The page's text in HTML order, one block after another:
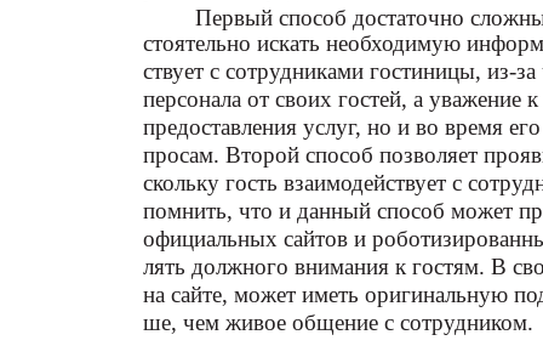
Первый способ достаточно
стоятельно искать необходимую
ствует с сотрудниками гостиницы, из-
персонала от своих гостей, а уважение
предоставления услуг, но и во время
просам. Второй способ позволяет
скольку гость взаимодействует с
помнить, что и данный способ может
официальных сайтов и
лять должного внимания к гостям. В
на сайте, может иметь оригинальную
ше, чем живое общение с сотрудником.